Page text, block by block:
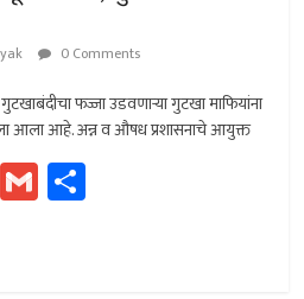
0 Comments
फज्जा उडवणार्‍या गुटखा माफियांना
आला आहे. अन्न व औषध प्रशासनाचे आयुक्त
M
es
G
m